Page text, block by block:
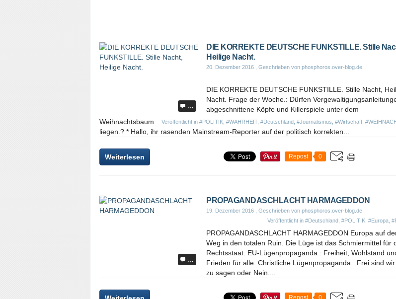
…
DIE KORREKTE DEUTSCHE FUNKSTILLE. Stille
Heilige Nacht.
20. Dezember 2016 , Geschrieben von phosphoros.over-blog.de
Veröffentlicht in #POLITIK #WAHRHEIT, #Deutschland #Journalismus #Wirtschaft
DIE KORREKTE DEUTSCHE FUNKSTILLE. Stille Nacht,
Nacht. Frage der Woche.: Dürfen
abgeschnittene Köpfe und Killerspiele unter dem
Weihnachtsbaum
liegen.? * Hallo, ihr rasenden Mainstream-Reporter auf der politisch korrekten...
Weiterlesen Repost 0
…
PROPAGANDASCHLACHT HARMAGEDDON
19. Dezember 2016 , Geschrieben von phosphoros.over-blog.de
Veröffentlicht in #Deutschland #POLITIK #Europa
PROPAGANDASCHLACHT HARMAGEDDON Europa auf
Weg in den totalen Ruin. Die Lüge ist das Schmiermittel für
Rechtsstaat. EU-Lügenpropaganda.: Freiheit, Wohlstand
Frieden für alle. Christliche Lügenpropaganda.: Frei sind wir
zu sagen oder Nein....
Repost 0